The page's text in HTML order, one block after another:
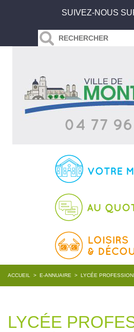
SUIVEZ-NOUS
ACCUEIL > E-ANNUAIRE > LYCÉE
LYCÉE